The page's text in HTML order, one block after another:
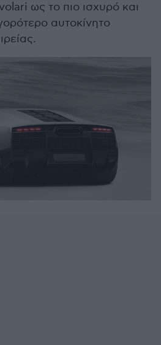
ως το πιο ισχυρό και
αυτοκίνητο